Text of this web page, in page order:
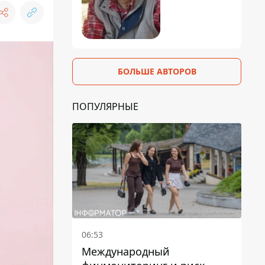
БОЛЬШЕ АВТОРОВ
ПОПУЛЯРНЫЕ
06:53
Международный